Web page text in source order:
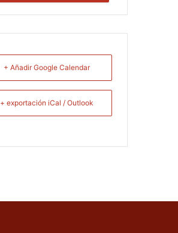
+ Añadir Google Calendar
+ exportación iCal / Outlook